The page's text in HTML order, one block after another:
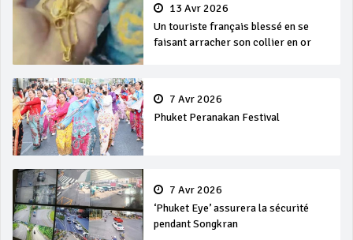
13 Avr 2026
Un touriste français blessé en se
faisant arracher son collier en or
7 Avr 2026
Phuket Peranakan Festival
7 Avr 2026
‘Phuket Eye’ assurera la sécurité
pendant Songkran